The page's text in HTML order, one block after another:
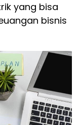
yang bisa
bisnis